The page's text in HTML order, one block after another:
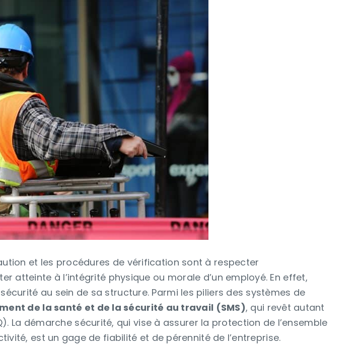
et les procédures de vérification sont à respecter
atteinte à l’intégrité physique ou morale d’un employé. En effet,
au sein de sa structure. Parmi les piliers des systèmes de
de la santé et de la sécurité au travail (SMS), qui revêt autant
La démarche sécurité, qui vise à assurer la protection de l’ensemble
est un gage de fiabilité et de pérennité de l’entreprise.